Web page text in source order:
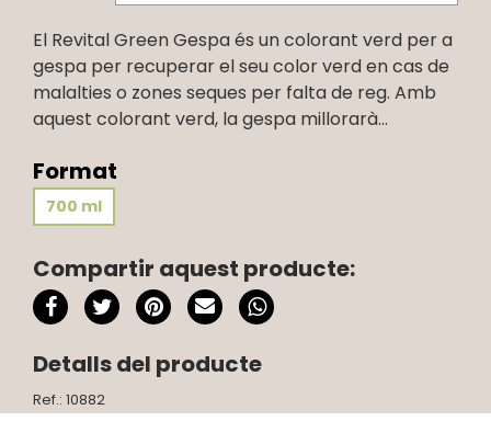
El Revital Green Gespa és un colorant verd per a
gespa per recuperar el seu color verd en cas de
malalties o zones seques per falta de reg. Amb
aquest colorant verd, la gespa millorarà...
Format
700 ml
Compartir aquest producte:
Detalls del producte
Ref.: 10882